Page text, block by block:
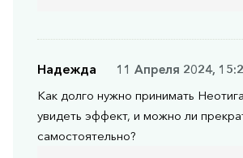
Надежда
11 Апреля 2024,
Как долго нужно принимать
увидеть эффект, и можно ли
самостоятельно?